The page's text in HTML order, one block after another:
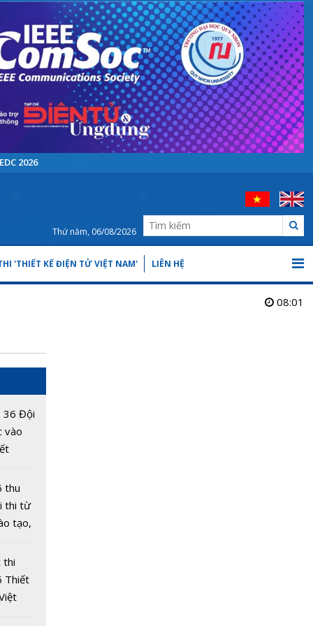
2026
Thứ năm, 06/08/2026
'THIẾT KẾ ĐIỆN TỬ VIỆT NAM' LIÊN HỆ
08:01
36 Đội
vào
thu
thi từ
tạo,
thi
Thiết